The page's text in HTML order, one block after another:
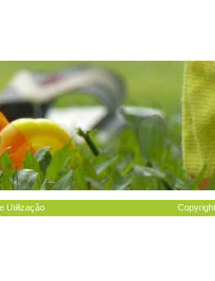
Utilização